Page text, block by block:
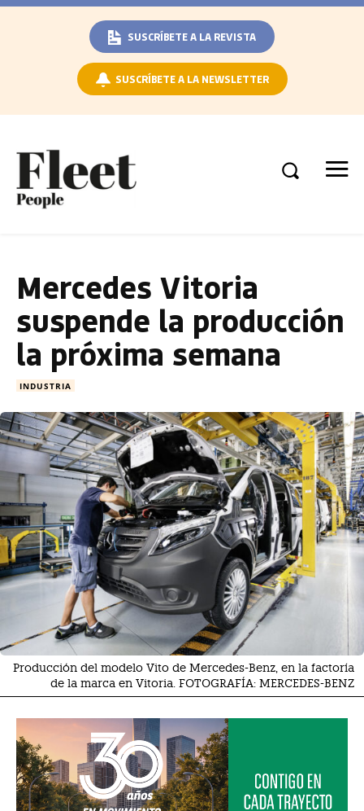
SUSCRÍBETE A LA REVISTA
SUSCRÍBETE A LA NEWSLETTER
Mercedes Vitoria
suspende la producción
la próxima semana
INDUSTRIA
Producción del modelo Vito de Mercedes-Benz, en la factoría
de la marca en Vitoria. FOTOGRAFÍA: MERCEDES-BENZ